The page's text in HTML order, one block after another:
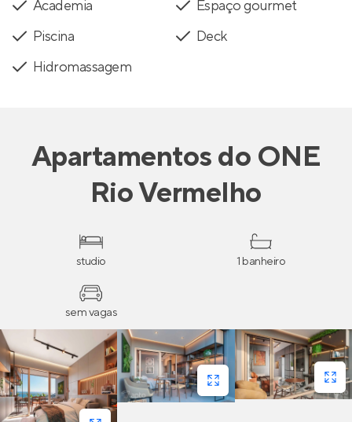
Academia
Espaço gourmet
Piscina
Deck
Hidromassagem
Apartamentosdo ONE
Rio Vermelho
studio 1 banheiro
sem vagas